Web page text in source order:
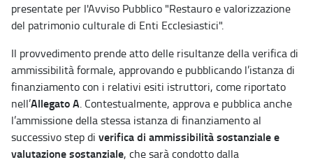
presentate per l'Avviso Pubblico "Restauro e valorizzazione
del patrimonio culturale di Enti Ecclesiastici".
Il provvedimento prende atto delle risultanze della verifica di
ammissibilità formale, approvando e pubblicando l’istanza di
finanziamento con i relativi esiti istruttori, come riportato
nell’Allegato A. Contestualmente, approva e pubblica anche
l’ammissione della stessa istanza di finanziamento al
successivo step di verifica di ammissibilità sostanziale e
valutazione sostanziale, che sarà condotto dalla